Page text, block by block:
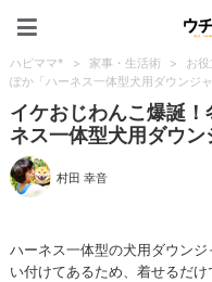
ハピママ* > 家事・生活術 > お
ぽか「ハーネス一体型犬用ダウンジ
イケおじわんこ爆誕
ネス一体型犬用ダウ
村田 幸音
ハーネス一体型の犬用ダウン
い付けてあるため、着せるだ